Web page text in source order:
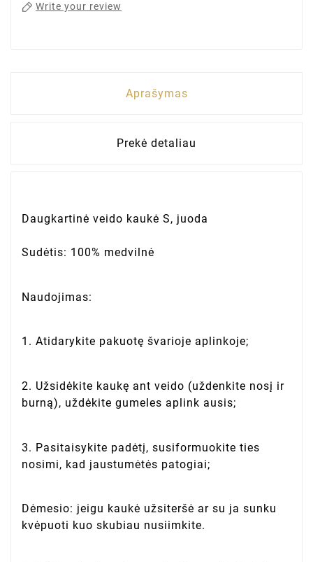
Write your review
Aprašymas
Prekė detaliau
Daugkartinė veido kaukė S, juoda
Sudėtis: 100% medvilnė
Naudojimas:
1. Atidarykite pakuotę švarioje aplinkoje;
2. Užsidėkite kaukę ant veido (uždenkite nosį ir
burną), uždėkite gumeles aplink ausis;
3. Pasitaisykite padėtį, susiformuokite ties
nosimi, kad jaustumėtės patogiai;
Dėmesio: jeigu kaukė užsiteršė ar su ja sunku
kvėpuoti kuo skubiau nusiimkite.